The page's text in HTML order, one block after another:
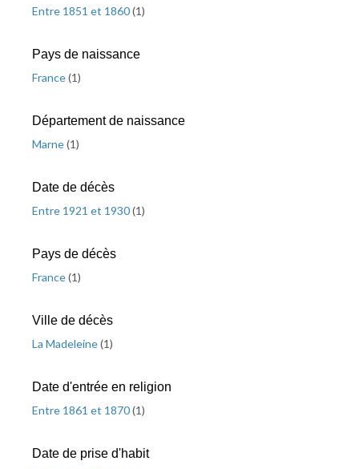
Entre 1851 et 1860(1)
Pays de naissance
France(1)
Département de naissance
Marne(1)
Date de décès
Entre 1921 et 1930(1)
Pays de décès
France(1)
Ville de décès
La Madeleine(1)
Date d'entrée en religion
Entre 1861 et 1870(1)
Date de prise d'habit